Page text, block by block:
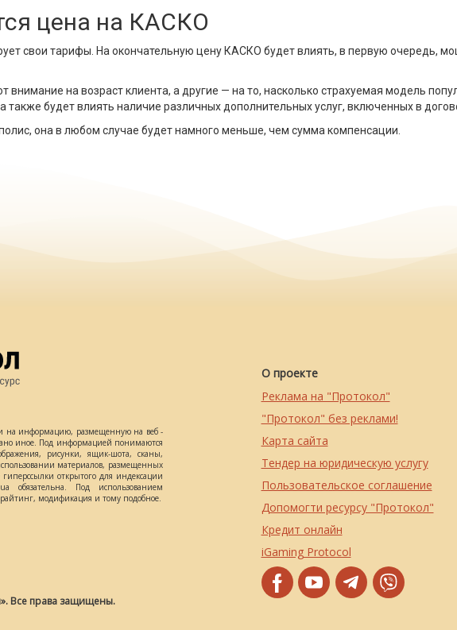
цена на КАСКО
свои тарифы. На окончательную цену КАСКО будет влиять, в первую очередь,
на возраст клиента, а другие — на то, насколько страхуемая модель
будет влиять наличие различных дополнительных услуг, включенных в
она в любом случае будет намного меньше, чем сумма компенсации.
на информацию, размещенную на веб -
иное. Под информацией понимаются
рисунки, ящик-шота, сканы,
материалов, размещенных
открытого для индексации
обязательна. Под использованием
модификация и тому подобное.
Все права защищены.
О проекте
Реклама на "Протокол"
"Протокол" без реклами!
Карта сайта
Тендер на юридическую услугу
Пользовательское соглашение
Допомогти ресурсу "Протокол"
Кредит онлайн
iGaming Protocol